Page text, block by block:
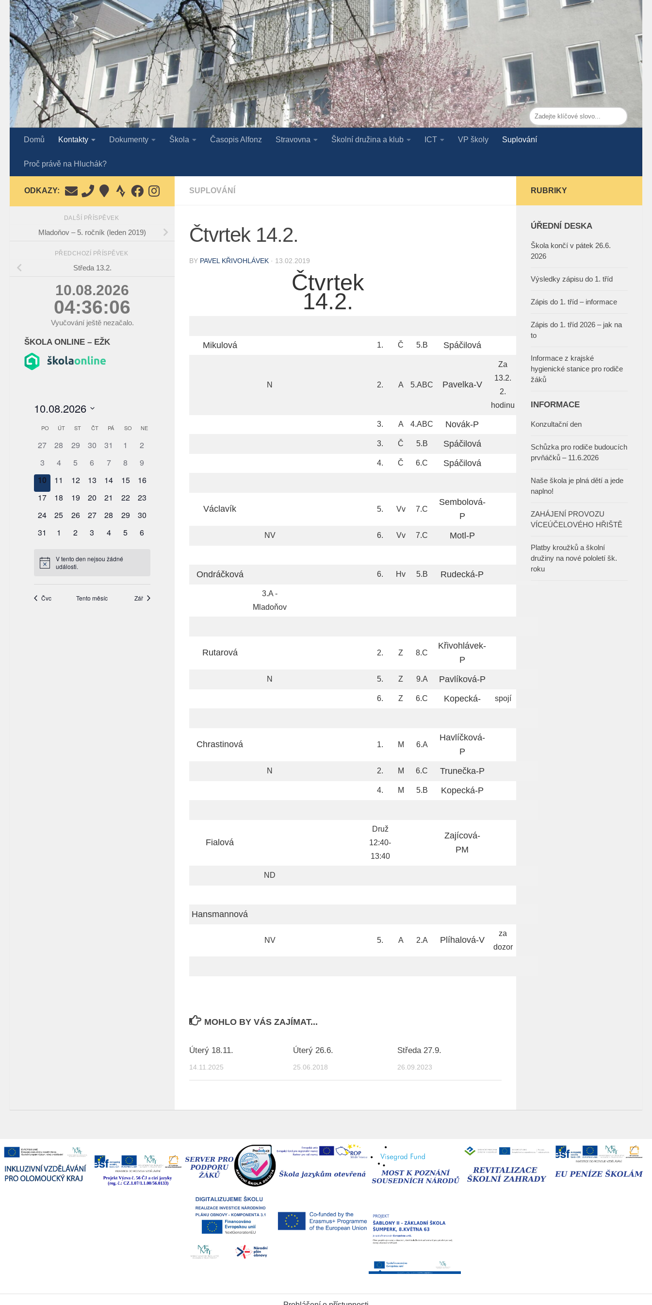
Skip to content
Domů Kontakty Dokumenty Škola Časopis Alfonz Stravovna Školní družina a klub ICT VP školy Suplování
Proč právě na Hluchák?
SUPLOVÁNÍ
Čtvrtek 14.2.
BY PAVEL KŘIVOHLÁVEK · 13.02.2019
Čtvrtek
14.2.
Mikulová 1. Č 5.B Spáčilová
N 2. A 5.ABC Pavelka-V
Za
13.2.
2.
hodinu
3. A 4.ABC Novák-P
3. Č 5.B Spáčilová
4. Č 6.C Spáčilová
Václavík 5. Vv 7.C
Sembolová-
P
NV 6. Vv 7.C Motl-P
Ondráčková 6. Hv 5.B Rudecká-P
3.A -
Mladoňov
Rutarová 2. Z 8.C
Křivohlávek-
P
N 5. Z 9.A Pavlíková-P
6. Z 6.C Kopecká- spojí
Chrastinová 1. M 6.A
Havlíčková-
P
N 2. M 6.C Trunečka-P
4. M 5.B Kopecká-P
Fialová
Druž
12:40-
13:40
Zajícová-
PM
ND
Hansmannová
NV 5. A 2.A Plíhalová-V
za
dozor
MOHLO BY VÁS ZAJÍMAT...
Úterý 18.11.
14.11.2025
Úterý 26.6.
25.06.2018
Středa 27.9.
26.09.2023
ODKAZY:
DALŠÍ PŘÍSPĚVEK
Mladoňov – 5. ročník (leden 2019)
PŘEDCHOZÍ PŘÍSPĚVEK
Středa 13.2.
10.08.2026
04:36:06
Vyučování ještě nezačalo.
ŠKOLA ONLINE – EŽK
RUBRIKY
ÚŘEDNÍ DESKA
Škola končí v pátek 26.6.
2026
Výsledky zápisu do 1. tříd
Zápis do 1. tříd – informace
Zápis do 1. tříd 2026 – jak na
to
Informace z krajské
hygienické stanice pro rodiče
žáků
INFORMACE
Konzultační den
Schůzka pro rodiče budoucích
prvňáčků – 11.6.2026
Naše škola je plná dětí a jede
naplno!
ZAHÁJENÍ PROVOZU
VÍCEÚČELOVÉHO HŘIŠTĚ
Platby kroužků a školní
družiny na nové pololetí šk.
roku